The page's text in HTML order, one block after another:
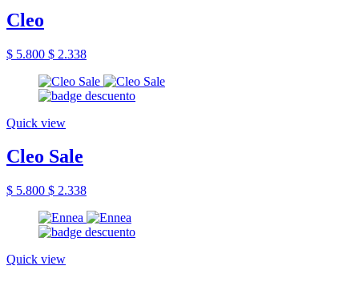
Cleo
$ 5.800 $ 2.338
Quick view
Cleo Sale
$ 5.800 $ 2.338
Quick view